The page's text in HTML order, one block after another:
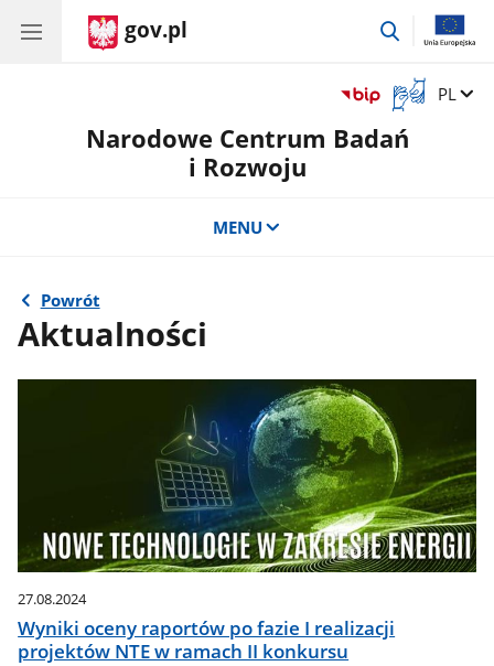
gov.pl
przejdź
Otwórz
okno
z
Zmień
PL
Narodowe Centrum Badań
i Rozwoju
MENU
Powrót
Aktualności
27.08.2024
Wyniki oceny raportów po fazie I realizacji
projektów NTE w ramach II konkursu